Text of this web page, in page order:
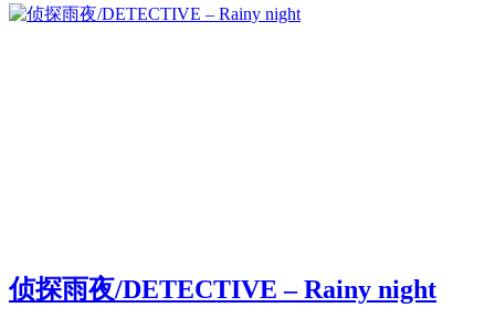
侦探雨夜/DETECTIVE – Rainy night